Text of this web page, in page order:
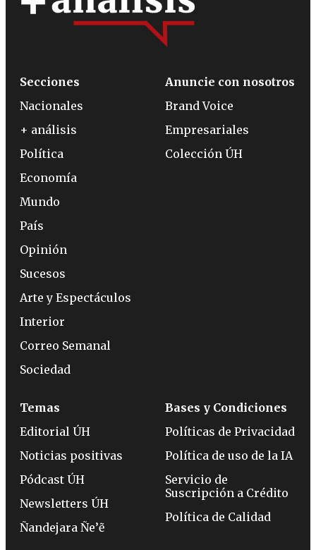
Secciones
Nacionales
+ análisis
Política
Economía
Mundo
País
Opinión
Sucesos
Arte y Espectáculos
Interior
Correo Semanal
Sociedad
Anuncie con nosotros
Brand Voice
Empresariales
Colección ÚH
Temas
Editorial ÚH
Noticias positivas
Pódcast ÚH
Newsletters ÚH
Ñandejara Ñe’ẽ
Bases y Condiciones
Políticas de Privacidad
Política de uso de la IA
Servicio de
Suscripción a Crédito
Política de Calidad